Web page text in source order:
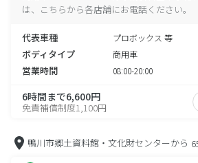
は、こちらから各店舗にお電話ください。
代表車種 プロボックス 等
ボディタイプ 商用車
営業時間 08:00-20:00
6時間まで6,600円
免責補償制度1,100円
鴨川市郷土資料館・文化財センターから